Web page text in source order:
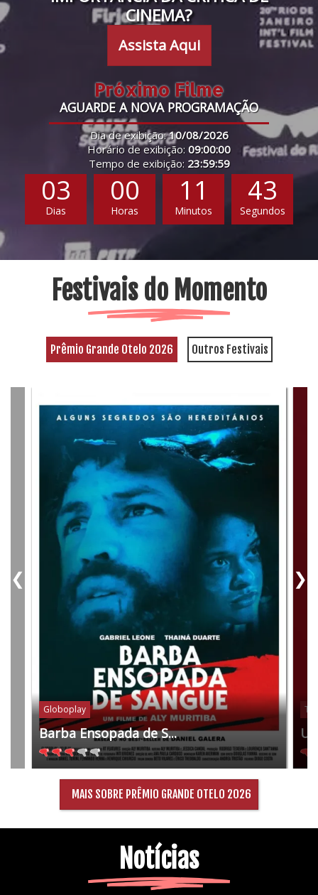
CINEMA?
Assista Aqui
Próximo Filme
AGUARDE A NOVA PROGRAMAÇÃO
Dia de exibição:10/08/2026
Horário de exibição: 09:00:00
Tempo de exibição: 23:59:59
03
Dias
00
Horas
11
Minutos
42
Segundos
Festivais do Momento
Prêmio Grande Otelo 2026 Outros Festivais
Globoplay
Barba Ensopada de S...
❮ ❯
MAIS SOBRE PRÊMIO GRANDE OTELO 2026
Notícias